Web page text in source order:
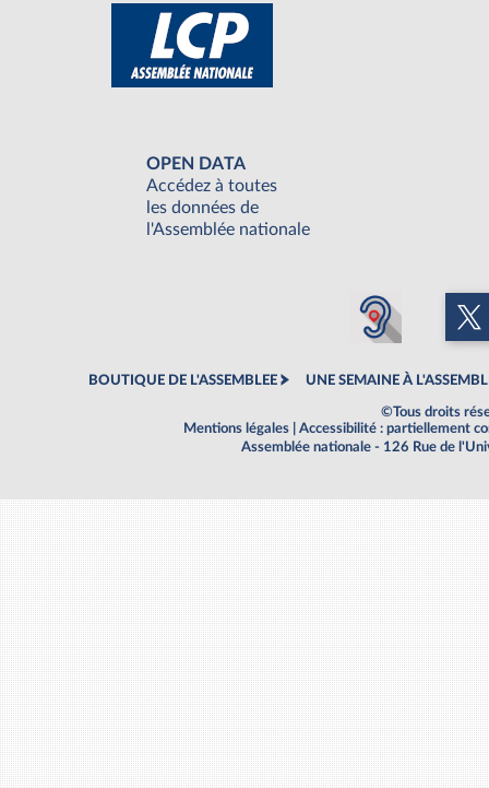
OPEN DATA
Accédez à toutes
les données de
l'Assemblée nationale
BOUTIQUE DE L'ASSEMBLEE UNE SEMAINE À
©Tous droits
Mentions légales
Accessibilité : partiellement
Assemblée nationale - 126 Rue de